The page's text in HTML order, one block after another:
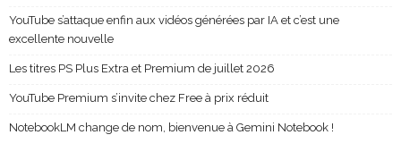
YouTube s’attaque enfin aux vidéos générées par IA et c’est une
excellente nouvelle
Les titres PS Plus Extra et Premium de juillet 2026
YouTube Premium s’invite chez Free à prix réduit
NotebookLM change de nom, bienvenue à Gemini Notebook !